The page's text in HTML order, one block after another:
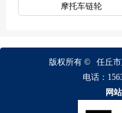
摩托车链轮
版权所有 © 任丘
电话：
网